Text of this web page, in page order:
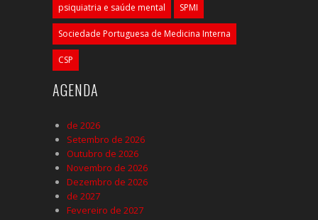
psiquiatria e saúde mental SPMI
Sociedade Portuguesa de Medicina Interna
CSP
AGENDA
de 2026
Setembro de 2026
Outubro de 2026
Novembro de 2026
Dezembro de 2026
de 2027
Fevereiro de 2027